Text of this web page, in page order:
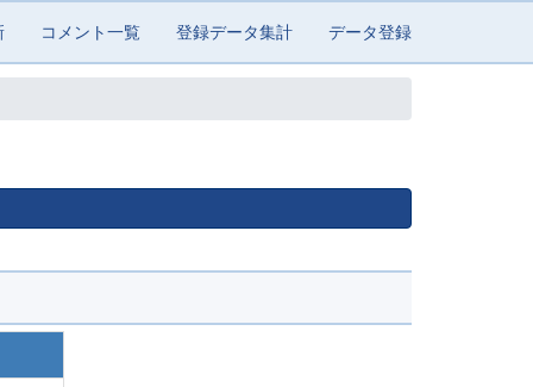
コメント一覧 登録データ集計 データ登録